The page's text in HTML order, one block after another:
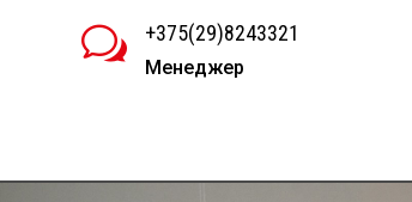
w +375(29)8243321
Менеджер